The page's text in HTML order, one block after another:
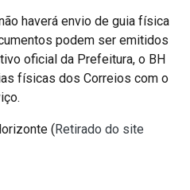
haverá envio de guia física
podem ser emitidos
oficial da Prefeitura, o BH
físicas dos Correios com o
(Retirado do site